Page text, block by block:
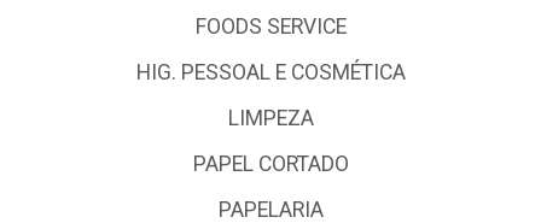
FOODS SERVICE
HIG. PESSOAL E COSMÉTICA
LIMPEZA
PAPEL CORTADO
PAPELARIA